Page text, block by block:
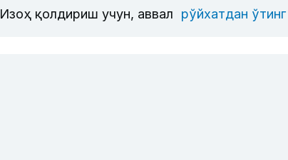
Изоҳ қолдириш учун, аввал рўйхатдан ўтинг